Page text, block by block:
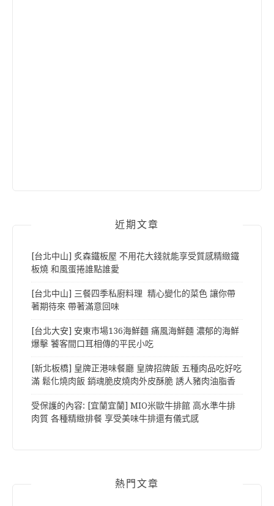
近期文章
[台北中山] 炙森鐵板屋 不用花大錢就能享受質感精緻鐵
板燒 和風蛋捲誰點誰愛
[台北中山] 三餐四季私廚料理 精心變化的菜色 讓你帶
著期待來 帶著滿意回味
[台北大安] 安東市場136海鮮麵 痛風海鮮麵 濃郁的海鮮
爆擊 饕客間口耳相傳的平民小吃
[新北板橋] 皇牌正港味餐廳 皇牌招牌飯 五種肉品吃好吃
滿 鬆化燒肉飯 銷魂脆皮燒肉外皮酥脆 誘人豬肉油脂香
受保護的內容: [宜蘭宜蘭] MIO米歐牛排館 高水準牛排
肉質 各種精緻排餐 享受美味牛排還有儀式感
熱門文章